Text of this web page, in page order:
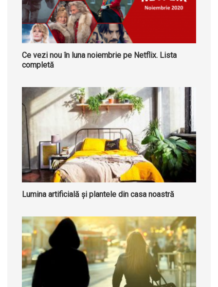
Ce vezi nou în luna noiembrie pe Netflix. Lista
completă
Lumina artificială și plantele din casa noastră